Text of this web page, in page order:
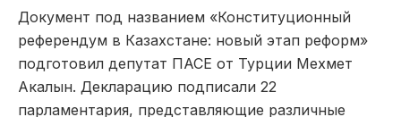
Документ под названием «Конституционный
референдум в Казахстане: новый этап реформ»
подготовил депутат ПАСЕ от Турции Мехмет
Акалын. Декларацию подписали 22
парламентария, представляющие различные